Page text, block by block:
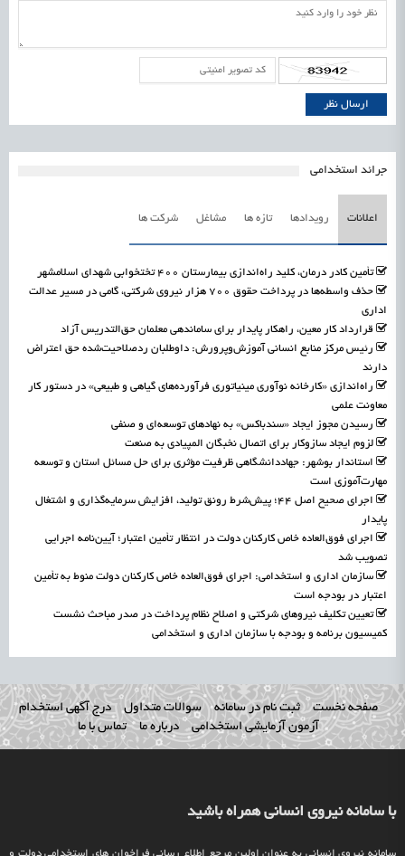
جرائد استخدامی
اعلانات رویدادها تازه ها مشاغل شرکت ها
تأمین کادر درمان، کلید راه‌اندازی بیمارستان ۴۰۰ تختخوابی شهدای اسلامشهر
حذف واسطه‌ها در پرداخت حقوق ۷۰۰ هزار نیروی شرکتی، گامی در مسیر عدالت
اداری
قرارداد کار معین، راهکار پایدار برای ساماندهی معلمان حق‌التدریس آزاد
رئیس مرکز منابع انسانی آموزش‌وپرورش: داوطلبان ردصلاحیت‌شده حق اعتراض
دارند
راه‌اندازی «کارخانه نوآوری مینیاتوری فرآورده‌های گیاهی و طبیعی» در دستور کار
معاونت علمی
رسیدن مجوز ایجاد «سندباکس» به نهادهای توسعه‌ای و صنفی
لزوم ایجاد سازوکار برای اتصال نخبگان المپیادی به صنعت
استاندار بوشهر: جهاددانشگاهی ظرفیت مؤثری برای حل مسائل استان و توسعه
مهارت‌آموزی است
اجرای صحیح اصل ۴۴؛ پیش‌شرط رونق تولید، افزایش سرمایه‌گذاری و اشتغال
پایدار
اجرای فوق‌العاده خاص کارکنان دولت در انتظار تأمین اعتبار؛ آیین‌نامه اجرایی
تصویب شد
سازمان اداری و استخدامی: اجرای فوق‌العاده خاص کارکنان دولت منوط به تأمین
اعتبار در بودجه است
تعیین تکلیف نیروهای شرکتی و اصلاح نظام پرداخت در صدر مباحث نشست
کمیسیون برنامه و بودجه با سازمان اداری و استخدامی
صفحه نخست ثبت نام در سامانه سوالات متداول
درج آگهی استخدام
آزمون آزمایشی استخدامی
درباره ما تماس با ما
با سامانه نیروی انسانی همراه باشید